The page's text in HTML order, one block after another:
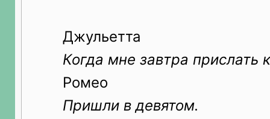
Джульетта
Когда мне завтра прислать
Ромео
Пришли в девятом.